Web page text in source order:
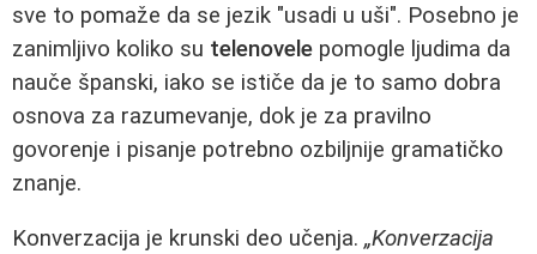
sve to pomaže da se jezik "usadi u uši". Posebno je
zanimljivo koliko su telenovele pomogle ljudima da
nauče španski, iako se ističe da je to samo dobra
osnova za razumevanje, dok je za pravilno
govorenje i pisanje potrebno ozbiljnije gramatičko
znanje.
Konverzacija je krunski deo učenja. „Konverzacija